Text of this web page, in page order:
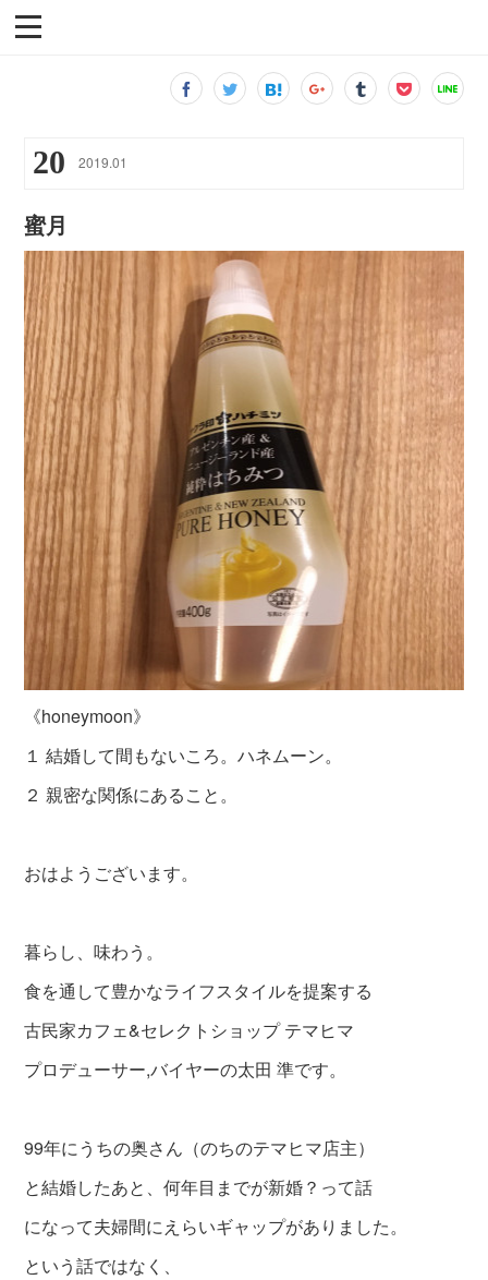
20 2019.01
蜜月
《honeymoon》
１ 結婚して間もないころ。ハネムーン。
２ 親密な関係にあること。
おはようございます。
暮らし、味わう。
食を通して豊かなライフスタイルを提案する
古民家カフェ&セレクトショップ テマヒマ
プロデューサー,バイヤーの太田 準です。
99年にうちの奥さん（のちのテマヒマ店主）
と結婚したあと、何年目までが新婚？って話
になって夫婦間にえらいギャップがありました。
という話ではなく、